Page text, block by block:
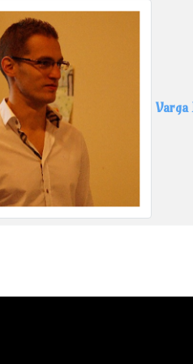
Varga